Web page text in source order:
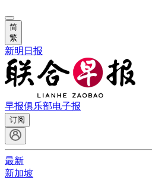
简
繁
新明日报
早报俱乐部电子报
订阅
最新
新加坡